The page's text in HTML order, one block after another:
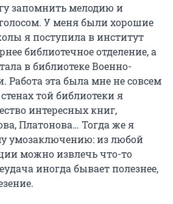
запомнить мелодию и
У меня были хорошие
я поступила в институт
библиотечное отделение, а
в библиотеке Военно-
Работа эта была мне не совсем
той библиотеки я
интересных книг,
Платонова… Тогда же я
умозаключению: из любой
можно извлечь что-то
иногда бывает полезнее,